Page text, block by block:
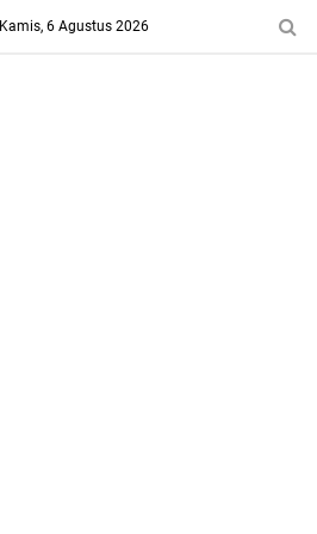
Kamis, 6 Agustus 2026